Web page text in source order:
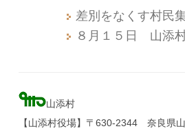
差別をなくす村民
８月１５日 山添
山添村
【山添村役場】〒630-2344 奈良県